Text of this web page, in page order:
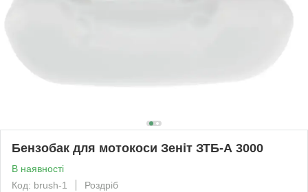
Бензобак для мотокоси Зеніт ЗТБ-А 3000
В наявності
Код: brush-1
Роздріб